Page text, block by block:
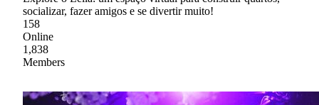
socializar, fazer amigos e se divertir muito!
158
Online
1,838
Members